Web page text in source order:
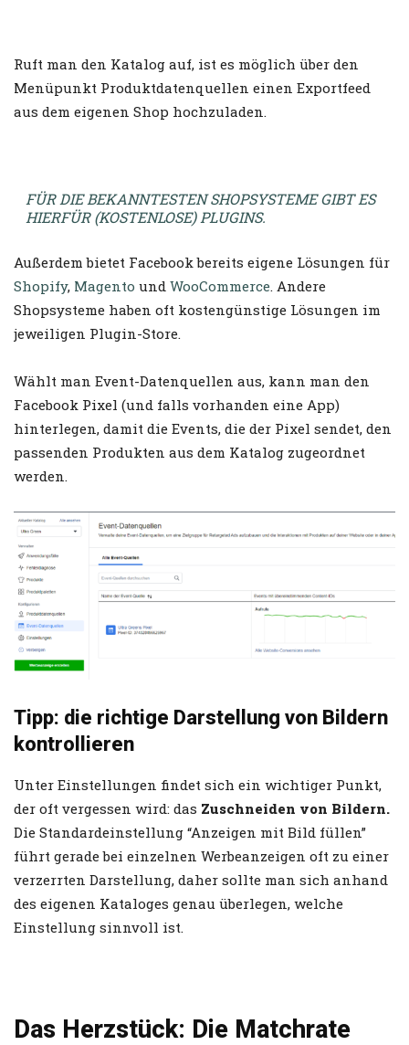
Ruft man den Katalog auf, ist es möglich über den
Menüpunkt Produktdatenquellen einen Exportfeed
aus dem eigenen Shop hochzuladen.
FÜR DIE BEKANNTESTEN SHOPSYSTEME GIBT ES
HIERFÜR (KOSTENLOSE) PLUGINS.
Außerdem bietet Facebook bereits eigene Lösungen für
Shopify, Magento und WooCommerce. Andere
Shopsysteme haben oft kostengünstige Lösungen im
jeweiligen Plugin-Store.
Wählt man Event-Datenquellen aus, kann man den
Facebook Pixel (und falls vorhanden eine App)
hinterlegen, damit die Events, die der Pixel sendet, den
passenden Produkten aus dem Katalog zugeordnet
werden.
Tipp: die richtige Darstellung von Bildern
kontrollieren
Unter Einstellungen findet sich ein wichtiger Punkt,
der oft vergessen wird: das Zuschneiden von Bildern.
Die Standardeinstellung “Anzeigen mit Bild füllen”
führt gerade bei einzelnen Werbeanzeigen oft zu einer
verzerrten Darstellung, daher sollte man sich anhand
des eigenen Kataloges genau überlegen, welche
Einstellung sinnvoll ist.
Das Herzstück: Die Matchrate